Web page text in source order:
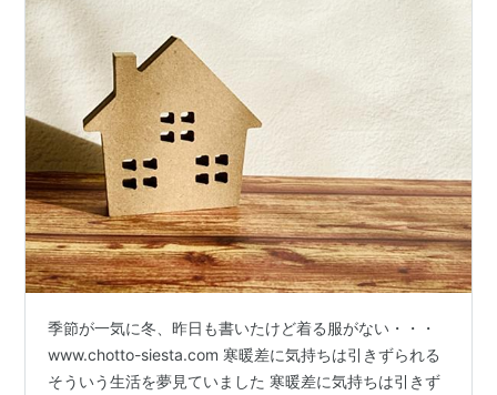
季節が一気に冬、昨日も書いたけど着る服がない・・・
www.chotto-siesta.com 寒暖差に気持ちは引きずられる
そういう生活を夢見ていました 寒暖差に気持ちは引きず